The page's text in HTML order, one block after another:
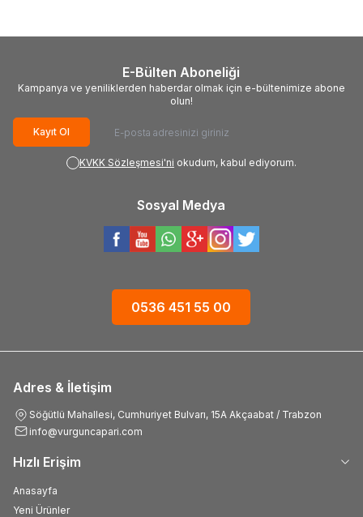
E-Bülten Aboneliği
Kampanya ve yeniliklerden haberdar olmak için e-bültenimize abone
olun!
Kayıt Ol
KVKK Sözleşmesi'ni okudum, kabul ediyorum.
Sosyal Medya
0536 451 55 00
Adres & İletişim
Söğütlü Mahallesi, Cumhuriyet Bulvarı, 15A Akçaabat / Trabzon
info@vurguncapari.com
Hızlı Erişim
Anasayfa
Yeni Ürünler